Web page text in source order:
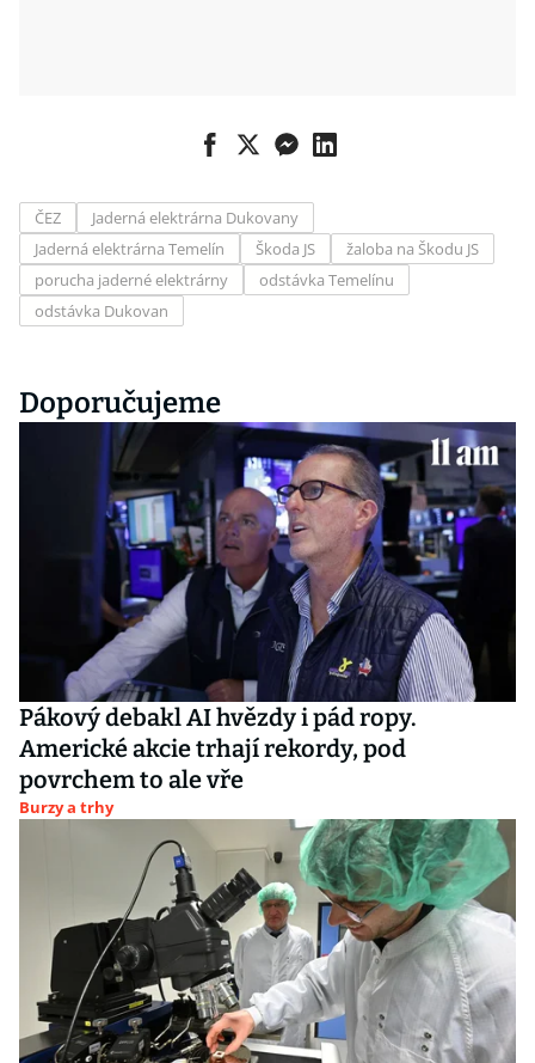
ČEZ
Jaderná elektrárna Dukovany
Jaderná elektrárna Temelín
Škoda JS
žaloba na Škodu JS
porucha jaderné elektrárny
odstávka Temelínu
odstávka Dukovan
Doporučujeme
Pákový debakl AI hvězdy i pád ropy.
Americké akcie trhají rekordy, pod
povrchem to ale vře
Burzy a trhy